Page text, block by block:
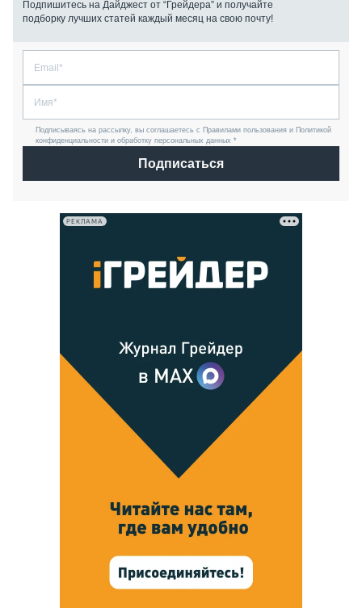
Подпишитесь на Дайджест от “Грейдера” и получайте
подборку лучших статей каждый месяц на свою почту!
Подписываясь на рассылку, вы соглашаетесь с Правилами пользования и Политикой
конфиденциальности и обработку персональных данных *
Подписаться
РЕКЛАМА